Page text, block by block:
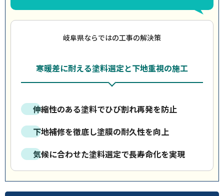
岐阜県ならではの工事の解決策
寒暖差に耐える塗料選定と下地重視の施工
伸縮性のある塗料でひび割れ再発を防止
下地補修を徹底し塗膜の耐久性を向上
気候に合わせた塗料選定で長寿命化を実現